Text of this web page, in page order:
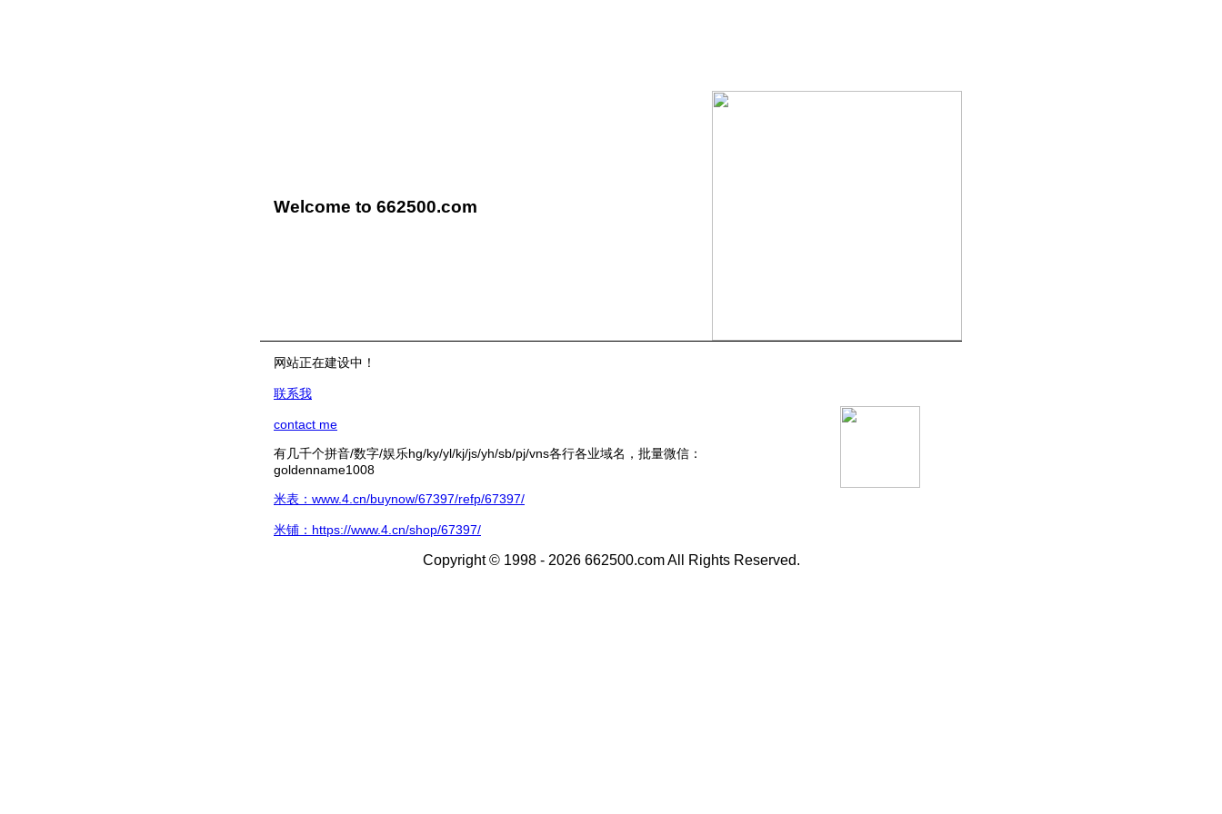
Welcome to 662500.com
网站正在建设中！
联系我
contact me
有几千个拼音/数字/娱乐hg/ky/yl/kj/js/yh/sb/pj/vns各行各业域名，批量微信：
goldenname1008
米表：www.4.cn/buynow/67397/refp/67397/
米铺：https://www.4.cn/shop/67397/
Copyright © 1998 - 2026 662500.com All Rights Reserved.